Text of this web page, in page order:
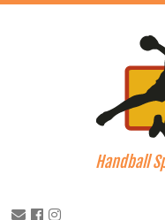
Handball